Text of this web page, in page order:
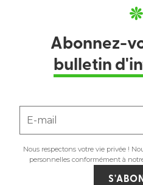
Abonnez-
bulletin
E-mail
Nous respectons votre vie privée !
personnelles conformément à